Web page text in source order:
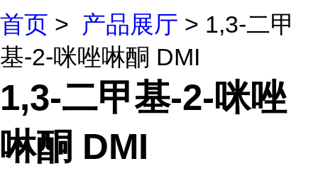
首页 > 产品展厅 > 1,3-二甲
基-2-咪唑啉酮 DMI
1,3-二甲基-2-咪唑
啉酮 DMI